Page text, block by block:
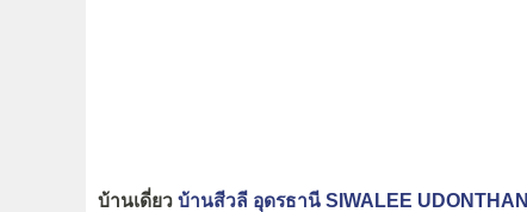
บ้านเดี่ยว บ้านสีวลี อุดรธานี SIWALEE UDONTHANI